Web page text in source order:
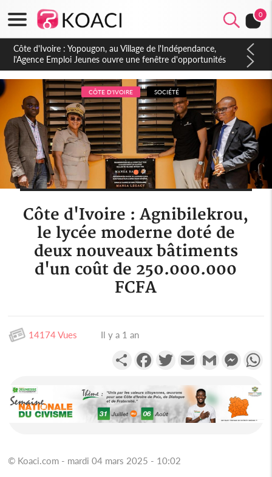
0
Côte d'Ivoire : CHU de Treichville, après la fronde, les agents
contractuels obtiennent un accord avec la direction sur les
arriérés du SMIG 2023
CÔTE D'IVOIRE SOCIÉTÉ
Côte d'Ivoire : Agnibilekrou,
le lycée moderne doté de
deux nouveaux bâtiments
d'un coût de 250.000.000
FCFA
14174 Vues Il y a 1 an
PartagerFacebookTwitterEmail Gmail
© Koaci.com - mardi 04 mars 2025 - 10:02